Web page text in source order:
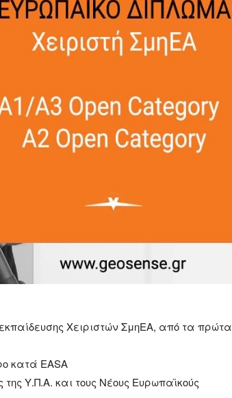
Χειριστών ΣμηΕΑ, από τα πρώτα
κατά EASA
Υ.Π.Α. και τους Νέους Ευρωπαϊκούς